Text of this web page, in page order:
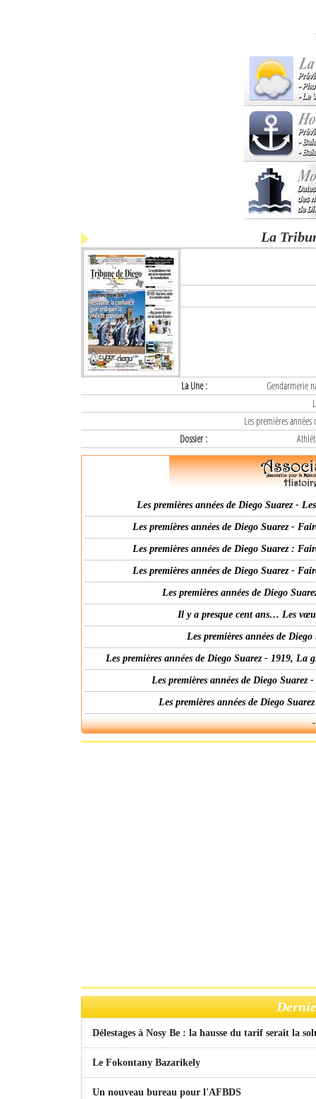
La
La Une :
Gendarmerie
Les premières
Dossier :
Les premières années de Diego Suarez -
Les premières années de Diego Suarez -
Les premières années de Diego Suarez :
Les premières années de Diego Suarez -
Les premières années de Diego
Il y a presque cent ans… Les
Les premières années de
Les premières années de Diego Suarez - 1919,
Les premières années de Diego
Les premières années de Diego
Délestages à Nosy Be : la hausse du tarif serait la
Le Fokontany Bazarikely
Un nouveau bureau pour l'AFBDS